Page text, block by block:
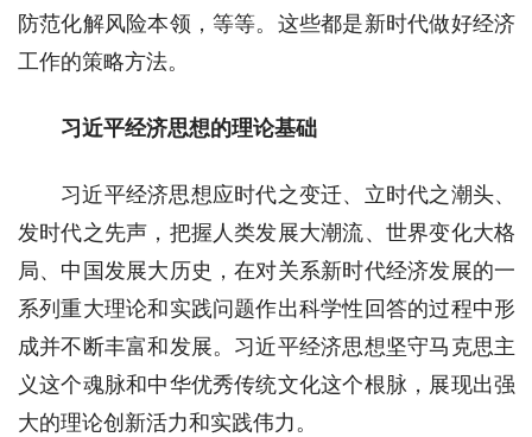
防范化解风险本领，等等。这些都是新时代做好经济
工作的策略方法。
习近平经济思想的理论基础
习近平经济思想应时代之变迁、立时代之潮头、
发时代之先声，把握人类发展大潮流、世界变化大格
局、中国发展大历史，在对关系新时代经济发展的一
系列重大理论和实践问题作出科学性回答的过程中形
成并不断丰富和发展。习近平经济思想坚守马克思主
义这个魂脉和中华优秀传统文化这个根脉，展现出强
大的理论创新活力和实践伟力。